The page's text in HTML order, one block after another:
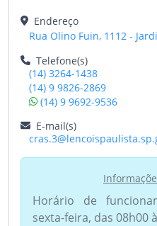
Endereço
Rua Olino Fuin, 1112 -
Telefone(s)
(14) 3264-1438
(14) 9 9826-2869
(14) 9 9692-9536
E-mail(s)
Horário de
sexta-feira, das 08h00